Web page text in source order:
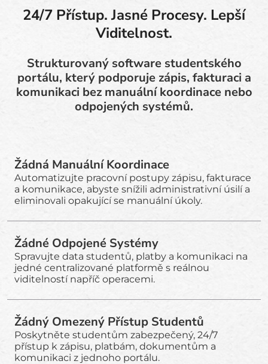
24/7 Přístup. Jasné Procesy. Lepší
Viditelnost.
Strukturovaný software studentského
portálu, který podporuje zápis, fakturaci a
komunikaci bez manuální koordinace nebo
odpojených systémů.
Žádná Manuální Koordinace
Automatizujte pracovní postupy zápisu, fakturace
a komunikace, abyste snížili administrativní úsilí a
eliminovali opakující se manuální úkoly.
Žádné Odpojené Systémy
Spravujte data studentů, platby a komunikaci na
jedné centralizované platformě s reálnou
viditelností napříč operacemi.
Žádný Omezený Přístup Studentů
Poskytněte studentům zabezpečený, 24/7
přístup k zápisu, platbám, dokumentům a
komunikaci z jednoho portálu.